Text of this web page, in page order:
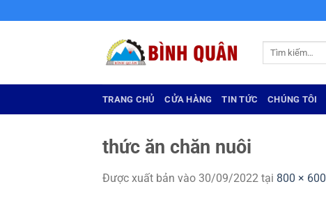
qua
TRANG CHỦ CỬA HÀNG TIN TỨC CHÚNG TÔI
thức ăn chăn nuôi
Được xuất bản vào 30/09/2022 tại 800 × 600